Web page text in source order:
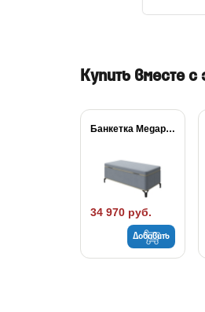
Купить вместе с
Банкетка Megapolis
34 970 руб.
Добавить